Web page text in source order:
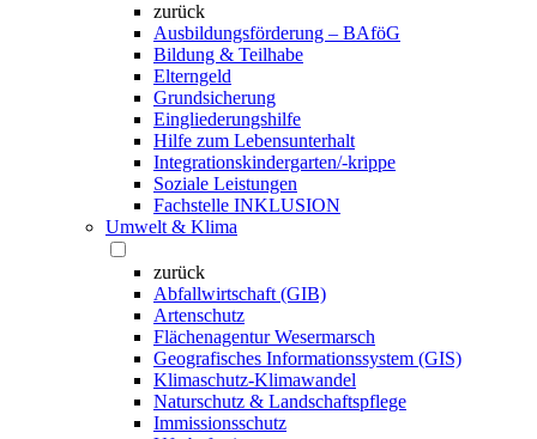
zurück
Ausbildungsförderung – BAföG
Bildung & Teilhabe
Elterngeld
Grundsicherung
Eingliederungshilfe
Hilfe zum Lebensunterhalt
Integrationskindergarten/-krippe
Soziale Leistungen
Fachstelle INKLUSION
Umwelt & Klima
zurück
Abfallwirtschaft (GIB)
Artenschutz
Flächenagentur Wesermarsch
Geografisches Informationssystem (GIS)
Klimaschutz-Klimawandel
Naturschutz & Landschaftspflege
Immissionsschutz